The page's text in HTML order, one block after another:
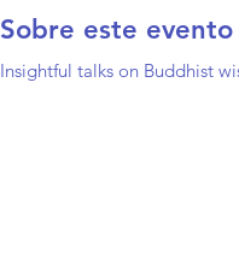
Sobre este evento
Insightful talks on Buddhist